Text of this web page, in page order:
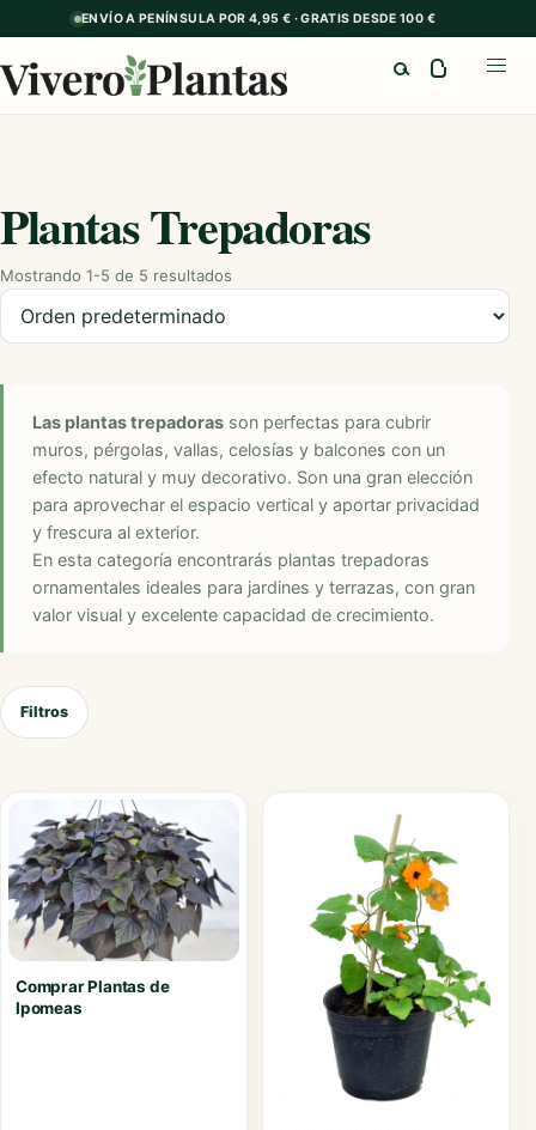
ENVÍO A PENÍNSULA POR 4,95 € · GRATIS DESDE 100 €
Plantas Trepadoras
Mostrando 1-5 de 5 resultados
Ordenar productos
Las plantas trepadoras son perfectas para cubrir
muros, pérgolas, vallas, celosías y balcones con un
efecto natural y muy decorativo. Son una gran elección
para aprovechar el espacio vertical y aportar privacidad
y frescura al exterior.
En esta categoría encontrarás plantas trepadoras
ornamentales ideales para jardines y terrazas, con gran
valor visual y excelente capacidad de crecimiento.
Filtros
Comprar Plantas de
Ipomeas